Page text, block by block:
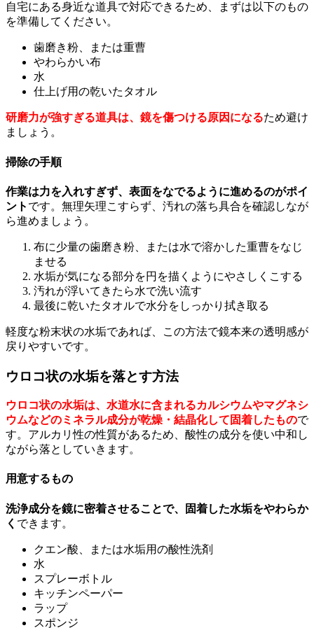
自宅にある身近な道具で対応できるため、まずは以下のもの
を準備してください。
歯磨き粉、または重曹
やわらかい布
水
仕上げ用の乾いたタオル
研磨力が強すぎる道具は、鏡を傷つける原因になるため避け
ましょう。
掃除の手順
作業は力を入れすぎず、表面をなでるように進めるのがポイ
ント です。無理矢理こすらず、汚れの落ち具合を確認しなが
ら進めましょう。
布に少量の歯磨き粉、または水で溶かした重曹をなじ
ませる
水垢が気になる部分を円を描くようにやさしくこする
汚れが浮いてきたら水で洗い流す
最後に乾いたタオルで水分をしっかり拭き取る
軽度な粉末状の水垢であれば、この方法で鏡本来の透明感が
戻りやすいです。
ウロコ状の水垢を落とす方法
ウロコ状の水垢は、水道水に含まれるカルシウムやマグネシ
ウムなどのミネラル成分が乾燥・結晶化して固着したもので
す。アルカリ性の性質があるため、酸性の成分を使い中和し
ながら落としていきます。
用意するもの
洗浄成分を鏡に密着させることで、固着した水垢をやわらか
く できます。
クエン酸、または水垢用の酸性洗剤
水
スプレーボトル
キッチンペーパー
ラップ
スポンジ